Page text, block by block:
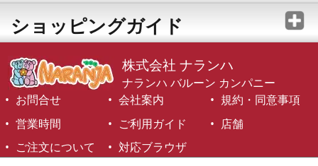
ショッピングガイド
株式会社 ナランハ
ナランハ バルーン カンパニー
お問合せ
会社案内
規約・同意事項
営業時間
ご利用ガイド
店舗
ご注文について
対応ブラウザ